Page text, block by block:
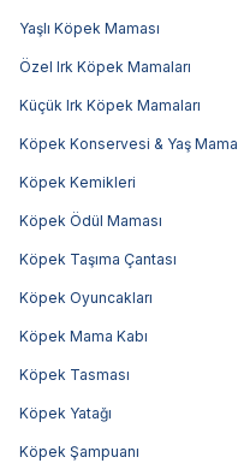
Yaşlı Köpek Maması
Özel Irk Köpek Mamaları
Küçük Irk Köpek Mamaları
Köpek Konservesi & Yaş Mama
Köpek Kemikleri
Köpek Ödül Maması
Köpek Taşıma Çantası
Köpek Oyuncakları
Köpek Mama Kabı
Köpek Tasması
Köpek Yatağı
Köpek Şampuanı